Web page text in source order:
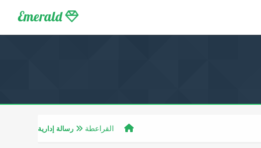
Emerald
القراعطة رسالة إدارية